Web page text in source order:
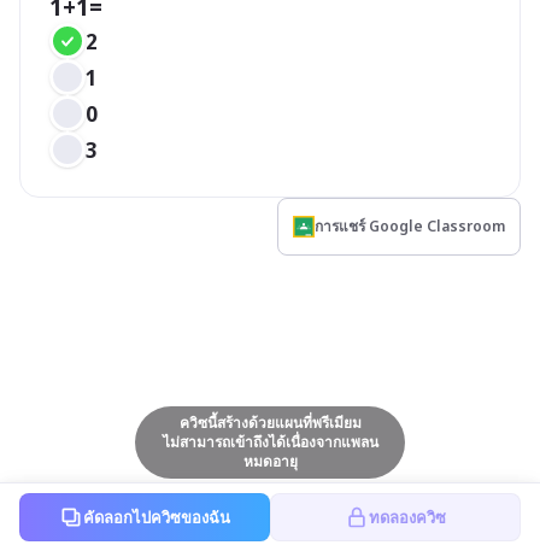
1+1=
2
1
0
3
การแชร์ Google Classroom
ควิซนี้สร้างด้วยแผนที่พรีเมียม
ไม่สามารถเข้าถึงได้เนื่องจากแพลน
หมดอายุ
คัดลอกไปควิซของฉัน ทดลองควิซ